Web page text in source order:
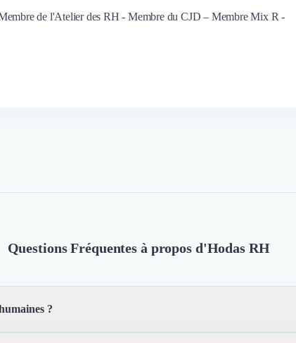
de l'Atelier des RH - Membre du CJD – Membre Mix R -
Questions Fréquentes à propos d'Hodas RH
?